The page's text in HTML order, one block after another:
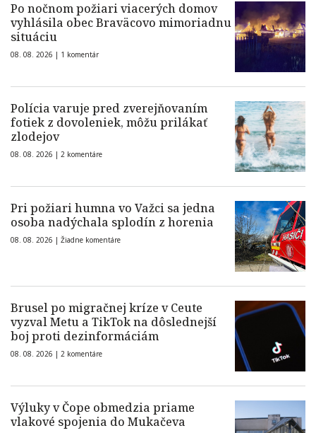
Po nočnom požiari viacerých domov
vyhlásila obec Braväcovo mimoriadnu
situáciu
08. 08. 2026 | 1 komentár
Polícia varuje pred zverejňovaním
fotiek z dovoleniek, môžu prilákať
zlodejov
08. 08. 2026 | 2 komentáre
Pri požiari humna vo Važci sa jedna
osoba nadýchala splodín z horenia
08. 08. 2026 | Žiadne komentáre
Brusel po migračnej kríze v Ceute
vyzval Metu a TikTok na dôslednejší
boj proti dezinformáciám
08. 08. 2026 | 2 komentáre
Výluky v Čope obmedzia priame
vlakové spojenia do Mukačeva